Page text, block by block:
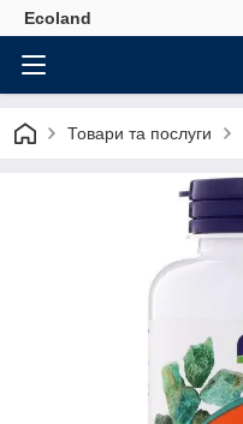
Ecoland
Товари та послуги